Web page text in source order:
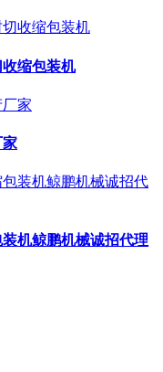
缩包装机
家
机鲸鹏机械诚招代理